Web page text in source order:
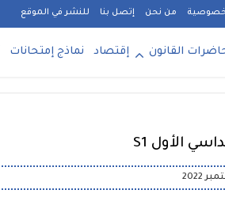
من نحن إتصل بنا للنشر في الموقع
القانون إقتصاد نماذج إمتحانات